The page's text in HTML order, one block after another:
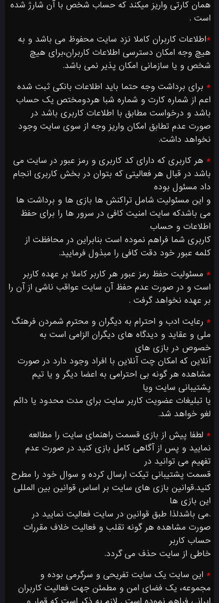
همان کارتی واریز میکند که حساب شخص با آن شارژ شده
است .
*اطلاعات کاربران کاملا نزد سایت محفوظ می باشد و به
هیچ وجه امکان دسترسی اطلاعات کاربران،برای هیچ
شخص و یا سازمانی امکان پذیر نمی باشد.
* برای برداشت وجه حتما باید اطلاعات بانکی ثبت شده
اعم از شماره کارت و شماره شبا هردومختص یک حساب
باشد و درخواست مطابق با اطلاعات کاربری باشد در
صورت عدم تطابق امکان واریز وجه از سوی سایت وجود
نخواهد داشت.
* هر کاربری که دارای کد کاربری و رمز عبور در سایت می
باشد در قبال هر فعالیتی که بتوان در بخش کاربری انجام
داد مسئول بوده
و این مسئولیت شامل تراکنش ها بازی ها و برداشت ها
می باشدکه سایت امنیت کافی در سرور ها را برای حفظ
اطلاعات و حساب
کاربری شما فراهم نموده است بنابراین در محافظت از
کلمه عبور خود دقت کافی را مبذول فرمایید.
* مسئولیت حفظ رمز عبور هر کاربر کاملا بر عهده کاربر
است و در صورت عدم حفظ آن سایت عواقب ناشی از آن را
بر عهده نخواهد گرفت .
* رعایت ادب و احترام به دیگران و محترم شمردن فرهنگ
ملی و عقاید و دیدگاه های دیگران الزامی است به
خصوص در بازی های
آنلاین که امکان چت آنلاین با افراد وجود دارد در صورت
مشاهده هر گونه بی احترامی به اعضا دیگر و یا تیم
پشتیبانی سایت ویا
یا تبلیغات عضویت کاربر سایت برای مدت محدود یا دائم
لغو خواهد شد.
* لطفا پیش از بازی قسمت راهنمای سایت را مطالعه
نمایید و پس از آگاهی کامل بازی کنید در صورت عدم
تفهیم می توانید در
قسمت پشتیبانی تیکت ارسال کرده و سوال خود را مطرح
کنید.قوانین بازی های سایت بر اساس قوانین بین المللی
این بازی ها
.می باشدلذا طبق قوانین در سایت فعالیت نمایید در
صورت مشاهده هر گونه تقلب و فعالیت خلاف مقررات
حساب کاربر
خاطی از سایت حذف می گردد.
* این سایت یک سایت تفریحی و سرگرمی بوده و
مجموعه، یک فضای امن و مطمئن جهت فعالیت کاربران